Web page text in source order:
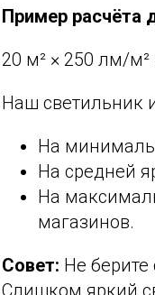
Пример расчёта
20 м² × 250 лм/
Наш светильник
На
На средней
На
магазинов.
Совет: Не берите
Слишком яркий